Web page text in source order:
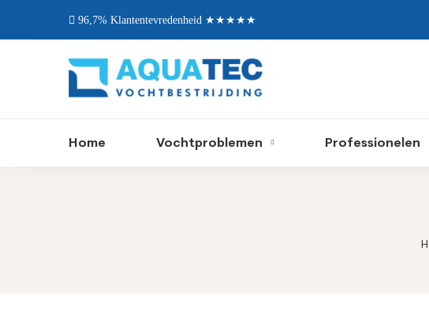
96,7% Klantentevredenheid ★★★★★
Home Vochtproblemen Professionelen